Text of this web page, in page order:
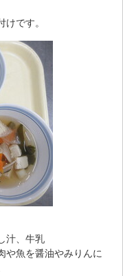
です。
汁、牛乳
や魚を醤油やみりんに